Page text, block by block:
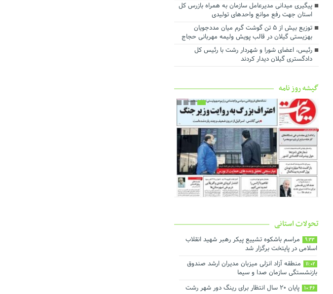
پیگیری میدانی مدیرعامل سازمان به همراه بازرس کل
استان جهت رفع موانع واحدهای تولیدی
توزیع بیش از ۵ تن گوشت گرم میان مددجویان
بهزیستی گیلان در قالب پویش ولیمه مهربانی حجاج
رئیس، اعضای شورا و شهردار رشت با رئیس‌ کل
دادگستری گیلان دیدار کردند ‌
گیشه روز نامه
تحولات استانی
9:33
مراسم باشکوه تشییع پیکر رهبر شهید انقلاب
اسلامی در پایتخت برگزار شد
11:02
منطقه آزاد انزلی میزبان مدیران ارشد صندوق
بازنشستگی سازمان صدا و سیما
10:46 پایان ۲۰ سال انتظار برای رینگ دور شهر رشت